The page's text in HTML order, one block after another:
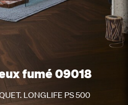
fumé 09018
LONGLIFE PS 500